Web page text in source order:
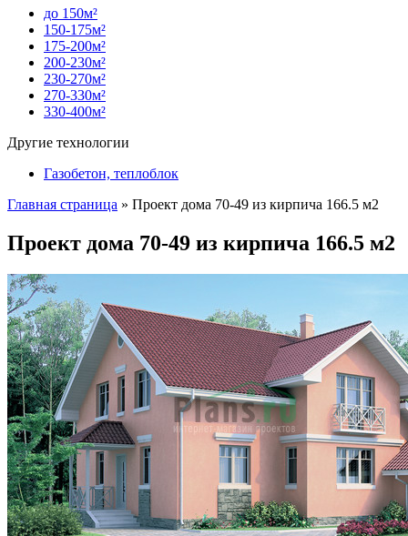
до 150м²
150-175м²
175-200м²
200-230м²
230-270м²
270-330м²
330-400м²
Другие технологии
Газобетон, теплоблок
Главная страница » Проект дома 70-49 из кирпича 166.5 м2
Проект дома 70-49 из кирпича 166.5 м2